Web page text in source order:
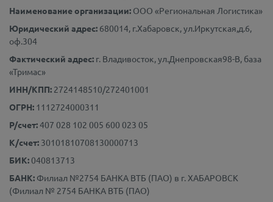
Наименование организации: ООО «Региональная Логистика»
Юридический адрес: 680014, г.Хабаровск, ул.Иркутская,д.6,
оф.304
Фактический адрес: г. Владивосток, ул.Днепровская98-В, база
«Тримас»
ИНН/КПП: 2724148510/272401001
ОГРН: 1112724000311
Р/счет:407 028 102 005 600 023 05
К/счет: 30101810708130000713
БИК: 040813713
БАНК: Филиал №2754 БАНКА ВТБ (ПАО) в г. ХАБАРОВСК
(Филиал № 2754 БАНКА ВТБ (ПАО)